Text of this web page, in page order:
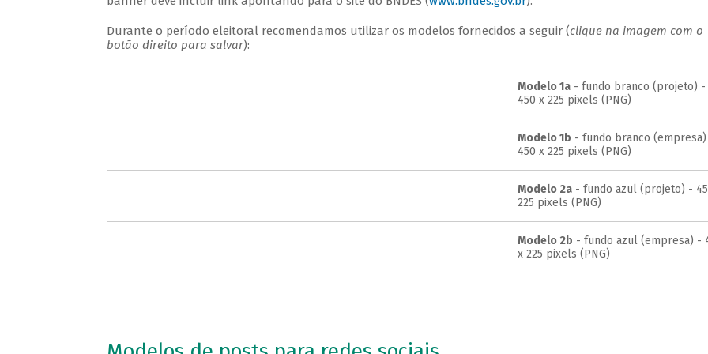
Durante o período eleitoral recomendamos utilizar os modelos fornecidos a seguir (clique na imagem com o
botão direito para salvar):
Modelo 1a- fundo branco (projeto) -
450 x 225 pixels (PNG)
Modelo 1b - fundo branco
450 x 225 pixels (PNG)
Modelo 2a- fundo azul (projeto) -
225 pixels (PNG)
Modelo 2b - fundo azul (empresa) -
x 225 pixels (PNG)